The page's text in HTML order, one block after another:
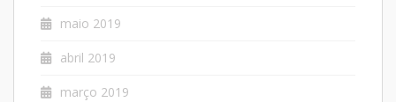
maio 2019
abril 2019
março 2019